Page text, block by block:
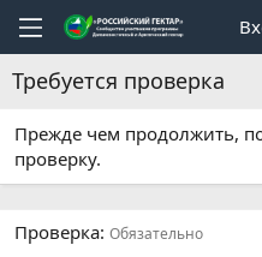
Требуется проверка
Прежде чем продолжить,
проверку.
Проверка Обязательно